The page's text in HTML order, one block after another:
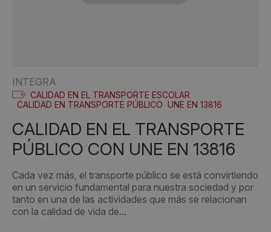
INTEGRA
CALIDAD EN EL TRANSPORTE ESCOLAR
CALIDAD EN TRANSPORTE PÚBLICO UNE EN 13816
CALIDAD EN EL TRANSPORTE
PÚBLICO CON UNE EN 13816
Cada vez más, el transporte público se está convirtiendo
en un servicio fundamental para nuestra sociedad y por
tanto en una de las actividades que más se relacionan
con la calidad de vida de...